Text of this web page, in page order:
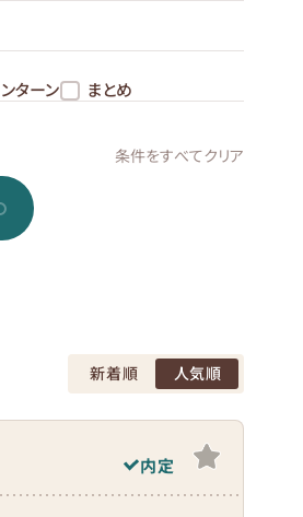
ターン まとめ
条件をすべてクリア
新着順 人気順
内定